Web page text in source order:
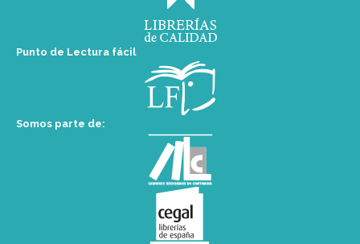
Punto de Lectura fácil
Somos parte de: